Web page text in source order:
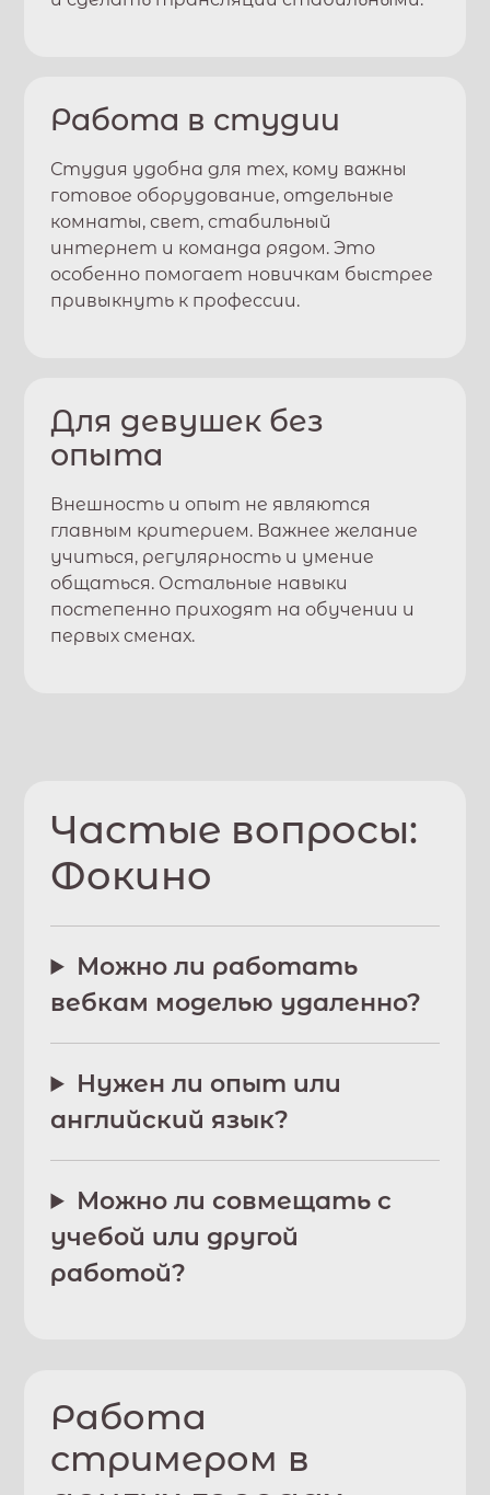
Работа в студии
Студия удобна для тех, кому важны
готовое оборудование, отдельные
комнаты, свет, стабильный
интернет и команда рядом. Это
особенно помогает новичкам быстрее
привыкнуть к профессии.
Для девушек без
опыта
Внешность и опыт не являются
главным критерием. Важнее желание
учиться, регулярность и умение
общаться. Остальные навыки
постепенно приходят на обучении и
первых сменах.
Частые вопросы:
Фокино
Можно ли работать
вебкам моделью удаленно?
Нужен ли опыт или
английский язык?
Можно ли совмещать с
учебой или другой
работой?
Работа
стримером в